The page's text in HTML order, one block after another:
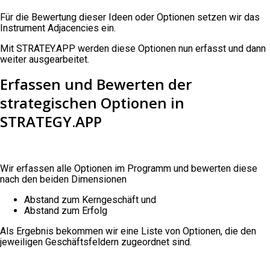
Für die Bewertung dieser Ideen oder Optionen setzen wir das
Instrument Adjacencies ein.
Mit STRATEY.APP werden diese Optionen nun erfasst und dann
weiter ausgearbeitet.
Erfassen und Bewerten der
strategischen Optionen in
STRATEGY.APP
Wir erfassen alle Optionen im Programm und bewerten diese
nach den beiden Dimensionen
Abstand zum Kerngeschäft und
Abstand zum Erfolg
Als Ergebnis bekommen wir eine Liste von Optionen, die den
jeweiligen Geschäftsfeldern zugeordnet sind.